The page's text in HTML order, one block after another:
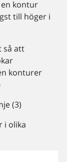
kontur
till höger i
så att
konturer
(3)
i olika